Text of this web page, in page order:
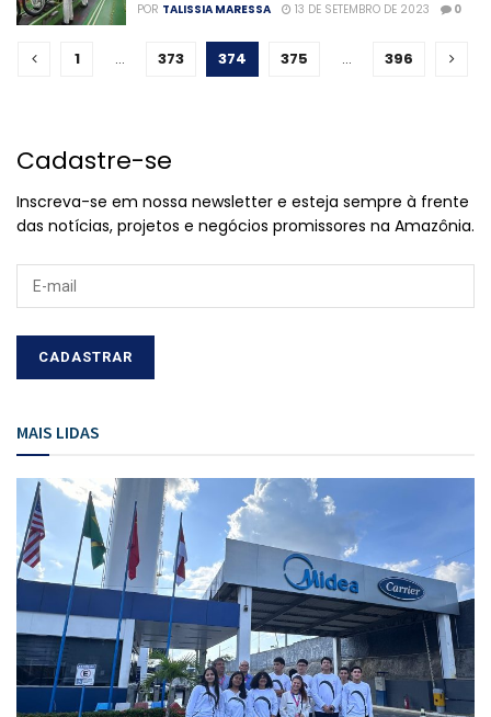
POR TALISSIA MARESSA 13 DE SETEMBRO DE 2023 0
1 … 373 374 375 … 396
Cadastre-se
Inscreva-se em nossa newsletter e esteja sempre à frente
das notícias, projetos e negócios promissores na Amazônia.
MAIS LIDAS